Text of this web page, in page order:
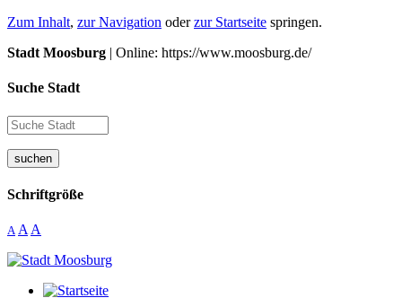
Zum Inhalt, zur Navigation oderzur Startseite springen.
Stadt Moosburg | Online: https://www.moosburg.de/
Suche Stadt
suchen
Schriftgröße
A A A